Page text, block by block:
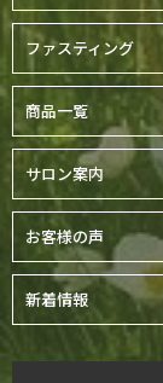
ファスティング
商品一覧
サロン案内
お客様の声
新着情報